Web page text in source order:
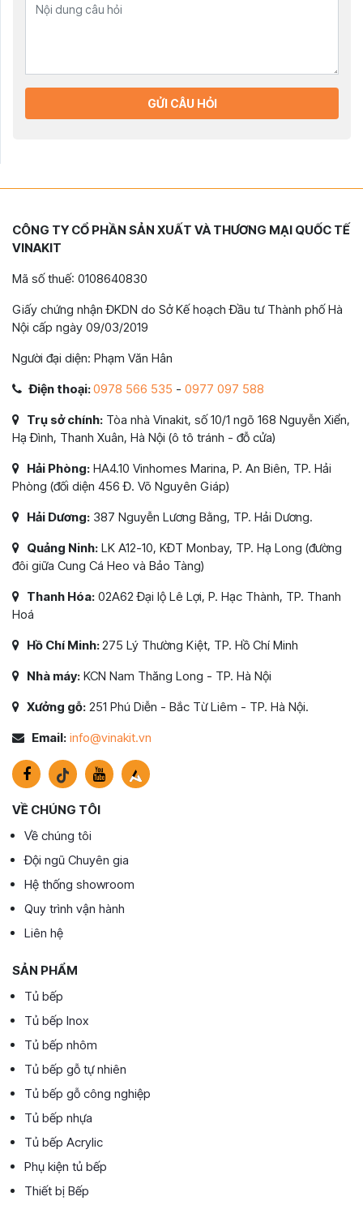
GỬI CÂU HỎI
CÔNG TY CỔ PHẦN SẢN XUẤT VÀ THƯƠNG MẠI QUỐC TẾ
VINAKIT
Mã số thuế: 0108640830
Giấy chứng nhận ĐKDN do Sở Kế hoạch Đầu tư Thành phố Hà
Nội cấp ngày 09/03/2019
Người đại diện: Phạm Văn Hân
Điện thoại:0978 566 535 - 0977 097 588
Trụ sở chính: Tòa nhà Vinakit, số 10/1 ngõ 168 Nguyễn Xiển,
Hạ Đình, Thanh Xuân, Hà Nội (ô tô tránh - đỗ cửa)
Hải Phòng: HA4.10 Vinhomes Marina, P. An Biên, TP. Hải
Phòng (đối diện 456 Đ. Võ Nguyên Giáp)
Hải Dương: 387 Nguyễn Lương Bằng, TP. Hải Dương.
Quảng Ninh: LK A12-10, KĐT Monbay, TP. Hạ Long (đường
đôi giữa Cung Cá Heo và Bảo Tàng)
Thanh Hóa: 02A62 Đại lộ Lê Lợi, P. Hạc Thành, TP. Thanh
Hoá
Hồ Chí Minh:275 Lý Thường Kiệt, TP. Hồ Chí Minh
Nhà máy: KCN Nam Thăng Long - TP. Hà Nội
Xưởng gỗ: 251 Phú Diễn - Bắc Từ Liêm - TP. Hà Nội.
Email: info@vinakit.vn
VỀ CHÚNG TÔI
Về chúng tôi
Đội ngũ Chuyên gia
Hệ thống showroom
Quy trình vận hành
Liên hệ
SẢN PHẨM
Tủ bếp
Tủ bếp Inox
Tủ bếp nhôm
Tủ bếp gỗ tự nhiên
Tủ bếp gỗ công nghiệp
Tủ bếp nhựa
Tủ bếp Acrylic
Phụ kiện tủ bếp
Thiết bị Bếp